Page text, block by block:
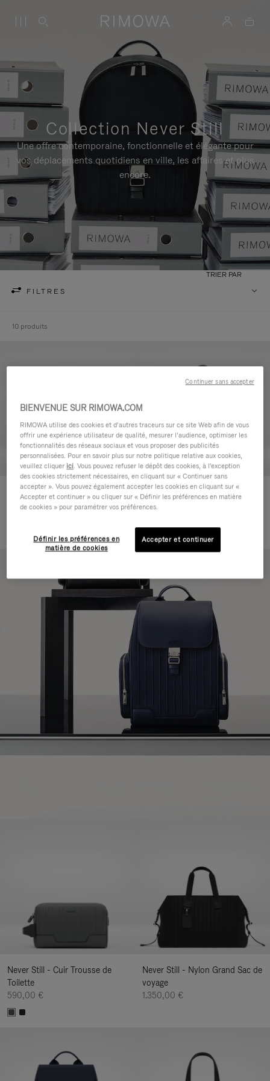
Collection Never Still
Une offre contemporaine, fonctionnelle et élégante pour
vos déplacements quotidiens en ville, les affaires et plus
encore.
FILTRES
TRIER PAR
10 produits
Never Still - Cuir Trousse de
Toilette
Never Still - Cuir Grand Sac à
dos à rabat
Never Still - Cuir Trousse de
Toilette
590,00 €
Never Still - Nylon Grand Sac de
voyage
1.350,00 €
BIENVENUE SUR RIMOWA.COM
RIMOWA utilise des cookies et d’autres traceurs sur ce site Web afin de vous
offrir une expérience utilisateur de qualité, mesurer l’audience, optimiser les
fonctionnalités des réseaux sociaux et vous proposer des publicités
personnalisées. Pour en savoir plus sur notre politique relative aux cookies,
veuillez cliquer ici. Vous pouvez refuser le dépôt des cookies, à l'exception
des cookies strictement nécessaires, en cliquant sur « Continuer sans
accepter ». Vous pouvez également accepter les cookies en cliquant sur «
Accepter et continuer » ou cliquer sur « Définir les préférences en matière
de cookies » pour paramétrer vos préférences.
Définir les préférences en
matière de cookies
Accepter et continuer
Continuer sans accepter